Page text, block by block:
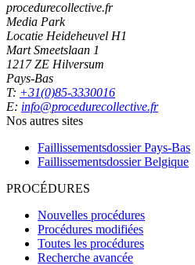
procedurecollective.fr
Media Park
Locatie Heideheuvel H1
Mart Smeetslaan 1
1217 ZE Hilversum
Pays-Bas
T: +31(0)85-3330016
E: info@procedurecollective.fr
Nos autres sites
Faillissementsdossier Pays-Bas
Faillissementsdossier Belgique
PROCÉDURES
Nouvelles procédures
Procédures modifiées
Toutes les procédures
Recherche avancée